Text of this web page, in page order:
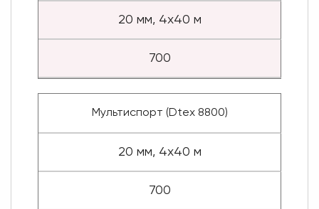
20 мм, 4x40 м
700
Мультиспорт (Dtex 8800)
20 мм, 4x40 м
700